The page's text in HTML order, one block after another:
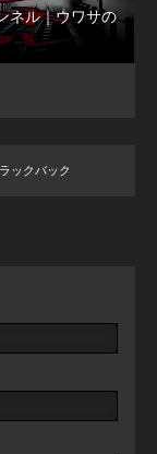
ネル｜ウワサの
ックバック